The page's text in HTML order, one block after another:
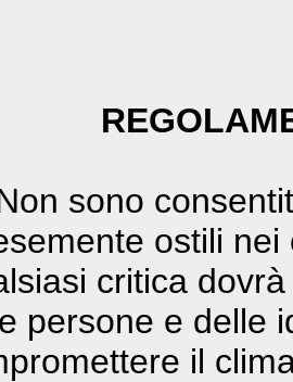
sono
ostili
critica
persone e delle
il